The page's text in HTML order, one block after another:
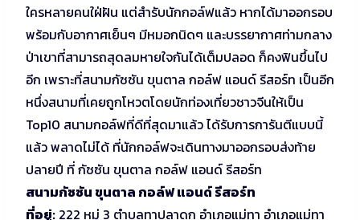
ใครหลายคนใฝ่ฝัน แต่สำรับนักกอล์ฟแล้ว หากได้มาออกรอบ
พร้อมกับอากาศเย็นๆ มีหมอกนิดๆ และบรรยากาศท่ามกลาง
ป่าเขาที่สามารถสุดลมหายใจกันได้เต็มปลอด ก็คงฟินขึ้นไป
อีก เพราะที่สนามกัซซัน ขุนตาล กอล์ฟ แอนด์ รีสอร์ท เป็นอีก
หนึ่งสนามที่เคยถูกโหวตโดยนักท่องเที่ยวชาวจีนให้เป็น
Top10 สนามกอล์ฟที่ดีที่สุดมาแล้ว ได้รับการการันตีแบบนี้
แล้ว พลาดไม่ได้ ที่นักกอล์ฟจะเดินทางมาออกรอบส่งท้าย
ปลายปี ที่ กัซซัน ขุนตาล กอล์ฟ แอนด์ รีสอร์ท
สนามกัซซัน ขุนตาล กอล์ฟ แอนด์ รีสอร์ท
ที่อยู่: 222 หมู่ 3 ตำบลทาปลาดุก อำเภอแม่ทา อำเภอแม่ทา